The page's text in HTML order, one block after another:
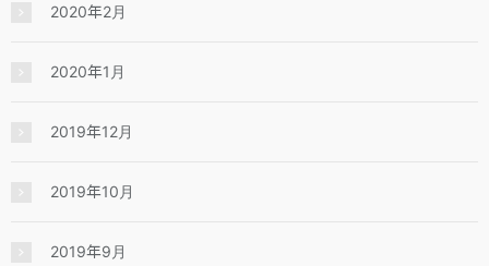
2020年2月
2020年1月
2019年12月
2019年10月
2019年9月